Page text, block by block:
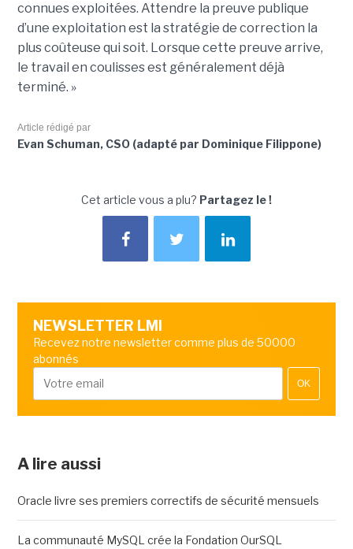
connues exploitées. Attendre la preuve publique
d’une exploitation est la stratégie de correction la
plus coûteuse qui soit. Lorsque cette preuve arrive,
le travail en coulisses est généralement déjà
terminé. »
Article rédigé par
Evan Schuman, CSO (adapté par Dominique Filippone)
Cet article vous a plu? Partagez le !
NEWSLETTER LMI
Recevez notre newsletter comme plus de 50000
abonnés
OK
A lire aussi
Oracle livre ses premiers correctifs de sécurité mensuels
La communauté MySQL crée la Fondation OurSQL